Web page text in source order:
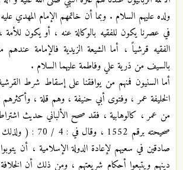
ولده عليهم السلام . وبما أن خاتمهم الإمام المهدي
في عصرنا يكون للفقيه بالوكالة عنه ، أو يكون
الفقيه قرشياً ، أما الشيعة الزيدية فالإمامة
بالسيف من ذرية علي وفاطمة عليهما السلام .
أما السنيون فمنهم من يوافقنا على إسقاط شرط
الخليفة عمر ، وفتوى أبي حنيفة ، وهم قلة ،
من عمر ، كالوهابية ، فقد صحح الألباني حديث
صحيحته برقم 1552 ،
صادقين في سعيهم لإعادة الدولة الإسلامية ، أن
دينهم ويتبعوا أحكام شريعتهم ، ومن ذلك أن